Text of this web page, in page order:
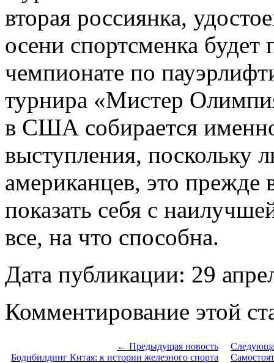
вторая россиянка,
осени спортсменка будет
чемпионате по
турнира «Мистер
в США собирается
выступления, поскольку
американцев, это
показать себя с
все, на что способна.
Дата публикации: 29
Комментирование этой
← Предыдущая новость
Бодибилдинг Китая: к истории железного спорта